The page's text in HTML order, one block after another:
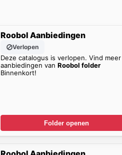
Roobol Aanbiedingen
Verlopen
Deze catalogus is verlopen. Vind meer
aanbiedingen vanRoobol folder
Binnenkort!
Folder openen